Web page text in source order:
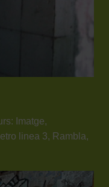
Imatge,
linea 3, Rambla,